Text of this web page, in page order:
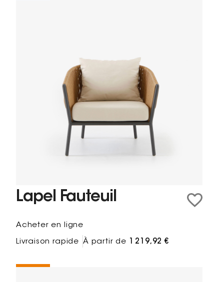
Lapel Fauteuil
Acheter en ligne
Livraison rapide À partir de 1 219,92 €